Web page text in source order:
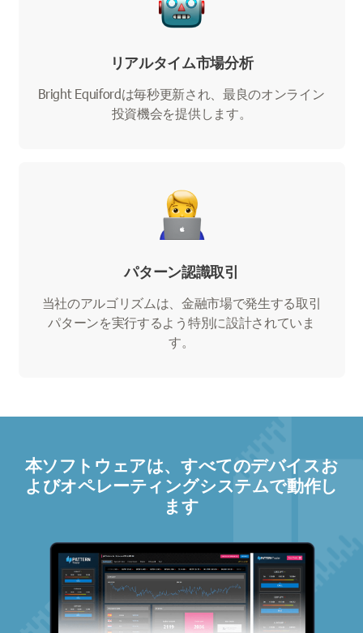
リアルタイム市場分析
Bright Equifordは毎秒更新され、最良のオンライン
投資機会を提供します。
パターン認識取引
当社のアルゴリズムは、金融市場で発生する取引
パターンを実行するよう特別に設計されていま
す。
本ソフトウェアは、すべてのデバイスお
よびオペレーティングシステムで動作し
ます